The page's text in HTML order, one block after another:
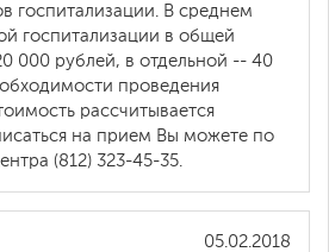
госпитализации. В среднем
госпитализации в общей
000 рублей, в отдельной -- 40
проведения
рассчитывается
на прием Вы можете по
(812) 323-45-35.
05.02.2018